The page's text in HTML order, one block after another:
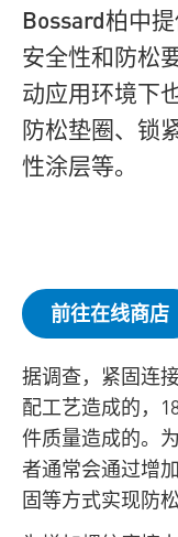
Bossard柏中
安全性和防松
动应用环境下
防松垫圈、锁
性涂层等。
前往在线商店
据调查，紧固连
配工艺造成的，
件质量造成的。
者通常会通过增
固等方式实现防松